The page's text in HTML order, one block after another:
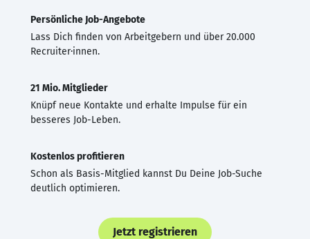
Persönliche Job-Angebote
Lass Dich finden von Arbeitgebern und über 20.000
Recruiter·innen.
21 Mio. Mitglieder
Knüpf neue Kontakte und erhalte Impulse für ein
besseres Job-Leben.
Kostenlos profitieren
Schon als Basis-Mitglied kannst Du Deine Job-Suche
deutlich optimieren.
Jetzt registrieren